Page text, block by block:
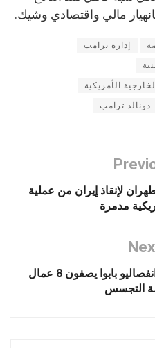
مالي واقتصادي وشيك.
إدارة ترامب
الخارجية الأمريكية
دونالد ترامب
لإنقاذ إيران من عملية
مدمرة
هجوم دموي في إندونيسيا.. انفصاليو بابوا يصفون 8 عمال
التجسس